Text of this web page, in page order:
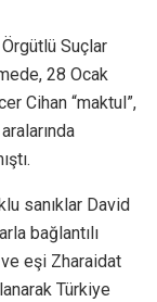
Suçlar
28 Ocak
Cihan “maktul”,
sanıklar David
bağlantılı
eşi Zharaidat
Türkiye